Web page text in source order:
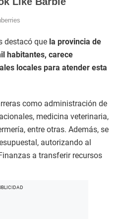
destacó que la provincia de
habitantes, carece
locales para atender esta
como administración de
medicina veterinaria,
entre otras. Además, se
autorizando al
a transferir recursos